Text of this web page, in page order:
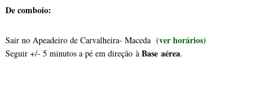
De comboio:
Sair no Apeadeiro de Carvalheira- Maceda (ver horários)
Seguir +/- 5 minutos a pé em direção à Base aérea.